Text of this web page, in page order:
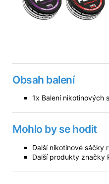
Obsah balení
1x Balení nikotinových
Mohlo by se hodit
Další nikotinové sáčky
Další produkty značky